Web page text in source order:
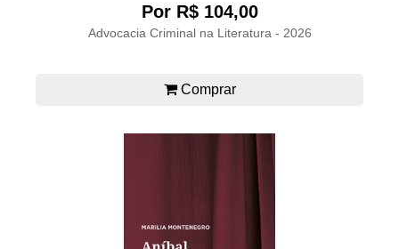
Por R$ 104,00
Advocacia Criminal na Literatura - 2026
Comprar